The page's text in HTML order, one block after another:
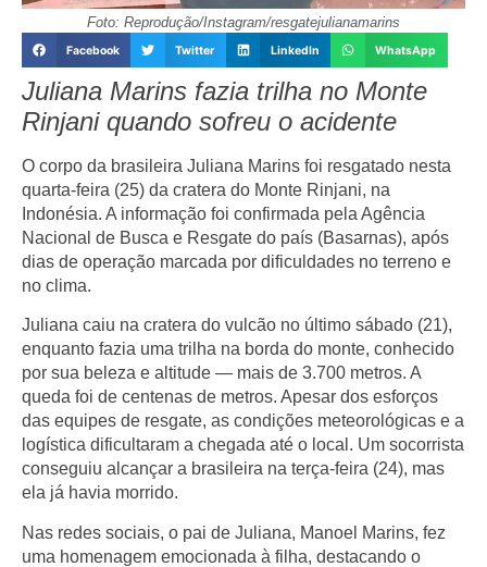
Foto: Reprodução/Instagram/resgatejulianamarins
Facebook Twitter LinkedIn WhatsApp
Juliana Marins fazia trilha no Monte
Rinjani quando sofreu o acidente
O corpo da brasileira Juliana Marins foi resgatado nesta
quarta-feira (25) da cratera do Monte Rinjani, na
Indonésia. A informação foi confirmada pela Agência
Nacional de Busca e Resgate do país (Basarnas), após
dias de operação marcada por dificuldades no terreno e
no clima.
Juliana caiu na cratera do vulcão no último sábado (21),
enquanto fazia uma trilha na borda do monte, conhecido
por sua beleza e altitude — mais de 3.700 metros. A
queda foi de centenas de metros. Apesar dos esforços
das equipes de resgate, as condições meteorológicas e a
logística dificultaram a chegada até o local. Um socorrista
conseguiu alcançar a brasileira na terça-feira (24), mas
ela já havia morrido.
Nas redes sociais, o pai de Juliana, Manoel Marins, fez
uma homenagem emocionada à filha, destacando o